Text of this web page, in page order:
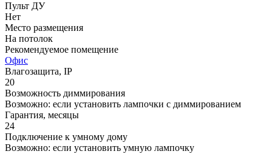
Пульт ДУ
Нет
Место размещения
На потолок
Рекомендуемое помещение
Офис
Влагозащита, IP
20
Возможность диммирования
Возможно: если установить лампочки с диммированием
Гарантия, месяцы
24
Подключение к умному дому
Возможно: если установить умную лампочку